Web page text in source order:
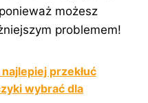
możesz
problemem!
przekłuć
wybrać dla